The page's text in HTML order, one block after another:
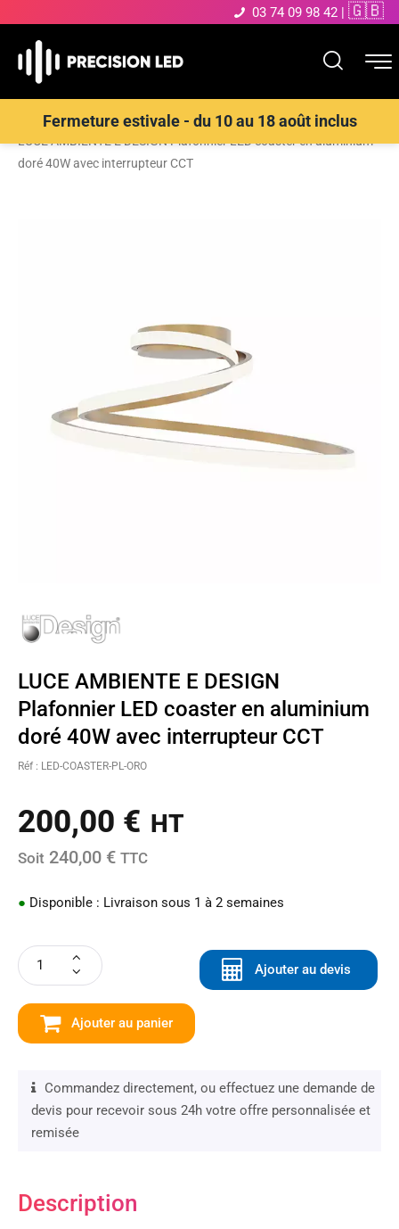
03 74 09 98 42 | 🇬🇧
Fermeture estivale - du 10 au 18 août inclus
Accueil>Boutique>ECLAIRAGE INTERIEUR LED>Plafonnier>
LUCE AMBIENTE E DESIGN Plafonnier LED coaster en aluminium
doré 40W avec interrupteur CCT
LUCE AMBIENTE E DESIGN
Plafonnier LED coaster en aluminium
doré 40W avec interrupteur CCT
Réf : LED-COASTER-PL-ORO
200,00 € HT
Soit 240,00 € TTC
● Disponible : Livraison sous 1 à 2 semaines
Ajouter au panier
Ajouter au devis
Commandez directement, ou effectuez une demande de
devis pour recevoir sous 24h votre offre personnalisée et
remisée
Description